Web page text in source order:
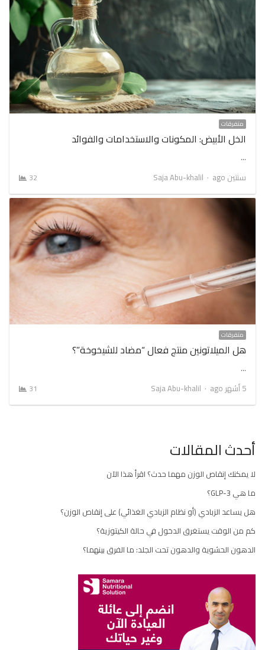
متفرقات
الخل الأبيض: المكونات والاستخدامات والفوائد
…
سنتين ago
Author
Saja Abu-khalil
32
متفرقات
هل الميلاتونين منتج فعال “مضاد للشيخوخة”؟
…
5 أشهر ago
Author
Saja Abu-khalil
31
أحدث المقالات
لا يمكنك إنقاص الوزن مهما حدث؟ اقرأ هذا الآن
ما هي GLP-3؟
هل يساعد الزبادي (أو نظام الزبادي الغذائي) على إنقاص الوزن؟
كم من الوقت يستغرق الدخول في حالة الكيتوزية؟
الدهون الحشوية والدهون تحت الجلد: ما الفرق بينهما؟